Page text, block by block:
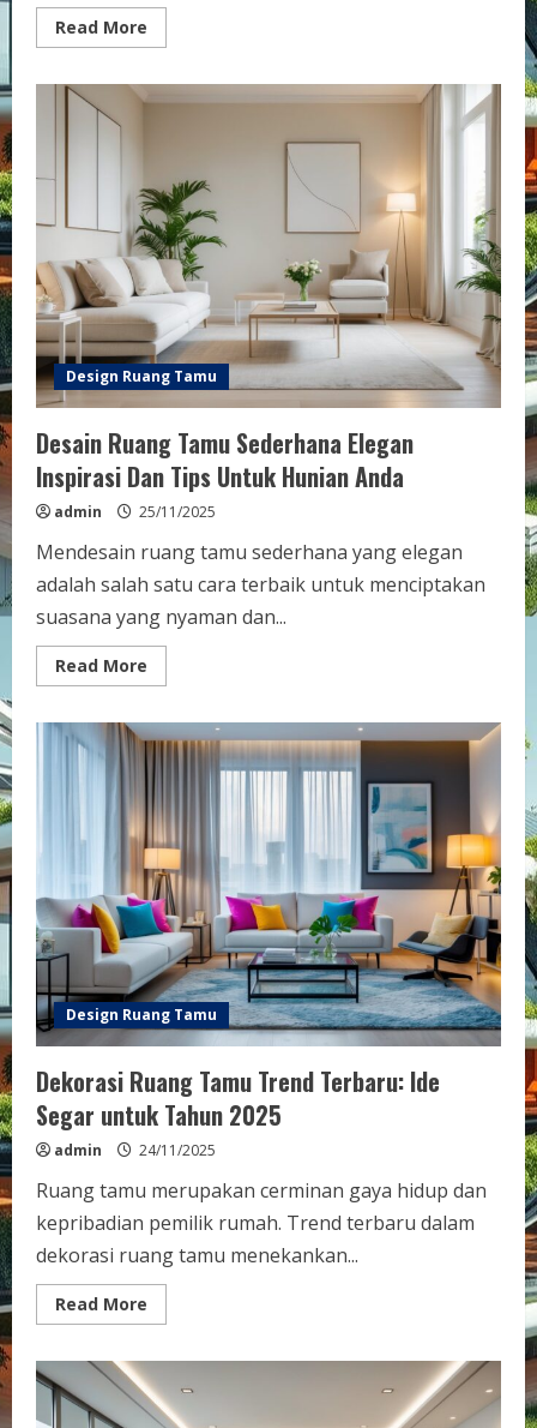
Read More
more
Tamu
Desain
dan
Inspirasi
Modern
Design Ruang Tamu
Desain Ruang Tamu Sederhana Elegan
Inspirasi Dan Tips Untuk Hunian Anda
admin 25/11/2025
Mendesain ruang tamu sederhana yang elegan
adalah salah satu cara terbaik untuk menciptakan
suasana yang nyaman dan...
Read More
more
Ruang
Tamu
Sederhana
Elegan
Inspirasi
Dan
Tips
Untuk
Hunian
Anda
Design Ruang Tamu
Dekorasi Ruang Tamu Trend Terbaru: Ide
Segar untuk Tahun 2025
admin 24/11/2025
Ruang tamu merupakan cerminan gaya hidup dan
kepribadian pemilik rumah. Trend terbaru dalam
dekorasi ruang tamu menekankan...
Read More
more
Ruang
Tamu
Trend
Terbaru: